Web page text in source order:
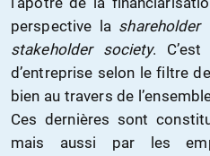
perspective la shareholder
stakeholder society.
d’entreprise selon le filtre
bien au travers de
Ces dernières sont
mais aussi par les